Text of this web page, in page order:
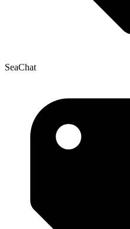
SeaChat